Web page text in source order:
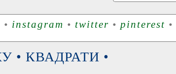
• instagram • twitter • pinterest •
• КВАДРАТИ •